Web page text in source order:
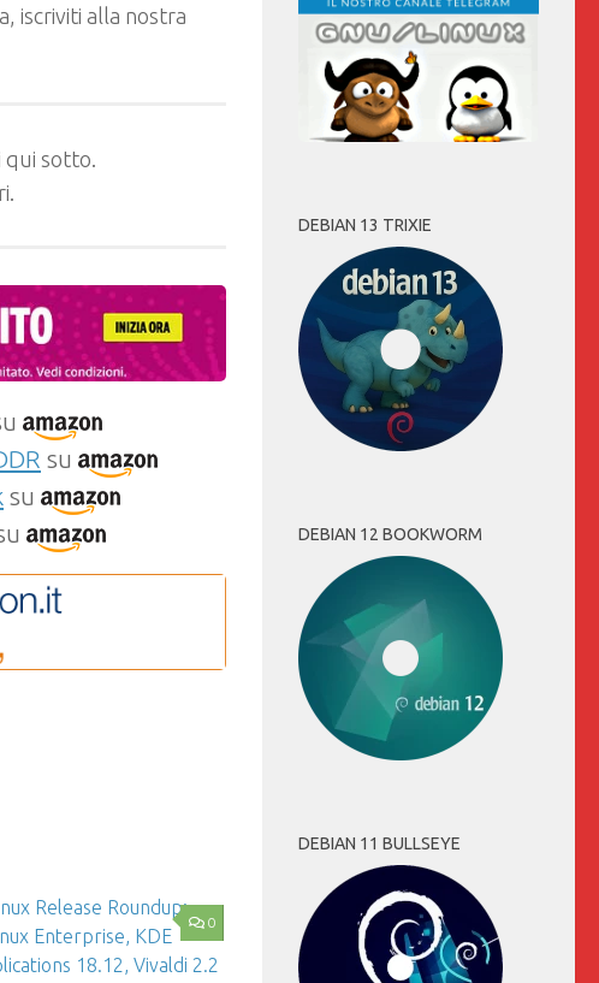
iscriviti alla nostra
qui sotto.
su
su
0
DEBIAN 13 TRIXIE
DEBIAN 12 BOOKWORM
DEBIAN 11 BULLSEYE